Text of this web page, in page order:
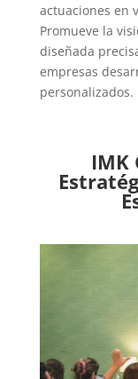
actuaciones en
Promueve la
diseñada
empresas
personalizados.
IMK